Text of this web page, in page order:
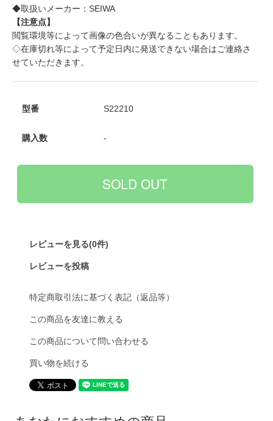
◆取扱いメーカー：SEIWA
【注意点】
閲覧環境等によって画像の色合いが異なることもあります。
◇在庫切れ等によって予定日内に発送できない場合はご連絡さ
せていただきます。
型番 S22210
購入数 -
レビューを見る(0件)
レビューを投稿
特定商取引法に基づく表記（返品等）
この商品を友達に教える
この商品について問い合わせる
買い物を続ける